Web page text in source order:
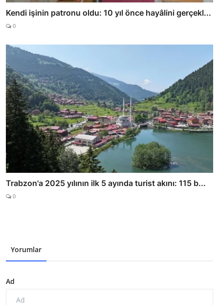
Kendi işinin patronu oldu: 10 yıl önce hayâlini gerçekl...
0
Trabzon'a 2025 yılının ilk 5 ayında turist akını: 115 b...
0
Yorumlar
Ad